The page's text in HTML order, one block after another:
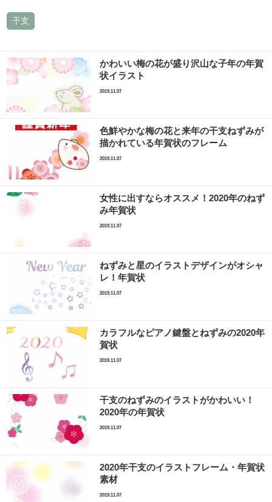
干支
かわいい梅の花が盛り沢山な子年の年賀
状イラスト
2019.11.07
色鮮やかな梅の花と来年の干支ねずみが
描かれている年賀状のフレーム
2019.11.07
女性に出すならオススメ！2020年のねず
み年賀状
2019.11.07
ねずみと星のイラストデザインがオシャ
レ！年賀状
2019.11.07
カラフルなピアノ鍵盤とねずみの2020年
賀状
2019.11.07
干支のねずみのイラストがかわいい！
2020年の年賀状
2019.11.07
2020年干支のイラストフレーム・年賀状
素材
2019.11.07